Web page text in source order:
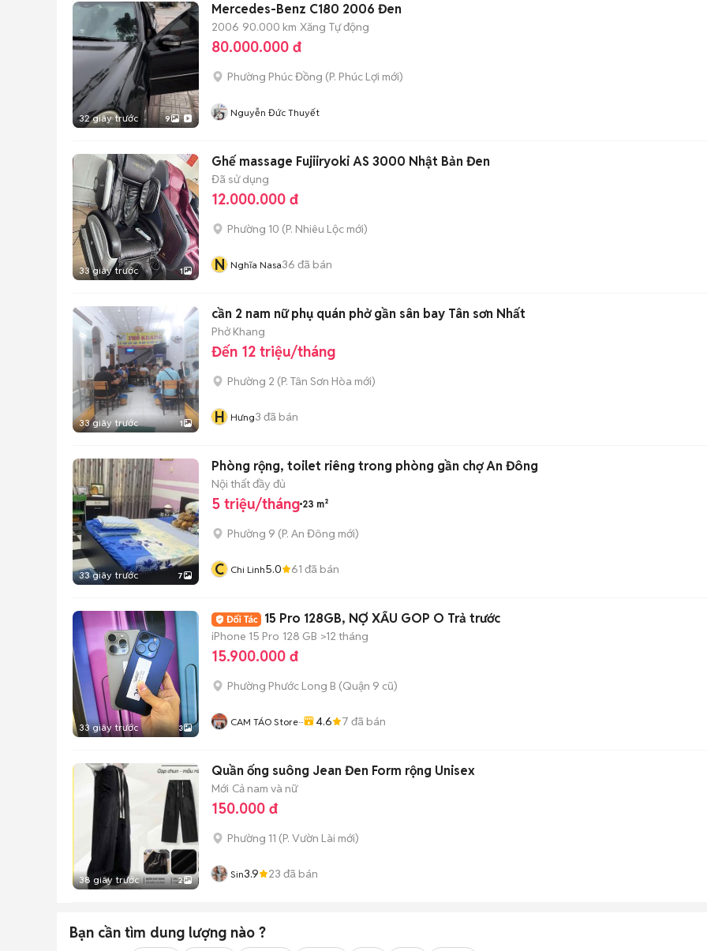
32 giây trước 9
Mercedes-Benz C180 2006 Đen
2006 90.000 km Xăng Tự động
80.000.000 đ
Phường Phúc Đồng (P. Phúc Lợi mới)
Nguyễn Đức Thuyết
33 giây trước 1
Ghế massage Fujiiryoki AS 3000 Nhật Bản Đen
Đã sử dụng
12.000.000 đ
Phường 10 (P. Nhiêu Lộc mới)
N Nghĩa Nasa36 đã bán
33 giây trước 1
cần 2 nam nữ phụ quán phở gần sân bay Tân sơn Nhất
Phở Khang
Đến 12 triệu/tháng
Phường 2 (P. Tân Sơn Hòa mới)
H Hưng3 đã bán
33 giây trước 7
Phòng rộng, toilet riêng trong phòng gần chợ An Đông
Nội thất đầy đủ
5 triệu/tháng 23 m²
Phường 9 (P. An Đông mới)
C Chi Linh5.0 61 đã bán
33 giây trước 3
15 Pro 128GB, NỢ XẤU GOP O Trả trước
iPhone 15 Pro 128 GB >12 tháng
15.900.000 đ
Phường Phước Long B (Quận 9 cũ)
CAM TÁO Store··· 4.6 7 đã bán
38 giây trước 2
Quần ống suông Jean Đen Form rộng Unisex
Mới Cả nam và nữ
150.000 đ
Phường 11 (P. Vườn Lài mới)
Sin3.9 23 đã bán
Bạn cần tìm dung lượng nào ?